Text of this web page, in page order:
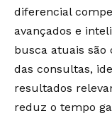
diferencial
avançados e
busca atuais
das consultas,
resultados
reduz o tempo